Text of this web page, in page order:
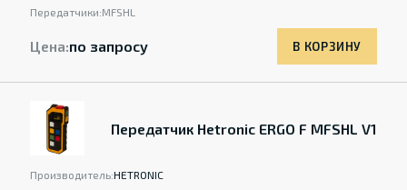
Передатчики:MFSHL
Цена:по запросу В КОРЗИНУ
Передатчик Hetronic ERGO F MFSHL V1
Производитель:HETRONIC